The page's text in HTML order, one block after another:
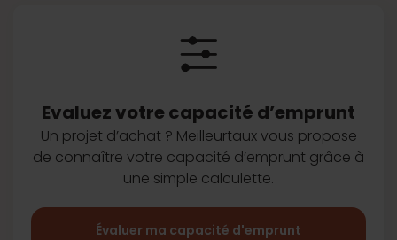
Evaluez votre capacité d’emprunt
Un projet d’achat ? Meilleurtaux vous propose
de connaître votre capacité d’emprunt grâce à
une simple calculette.
Évaluer ma capacité d'emprunt